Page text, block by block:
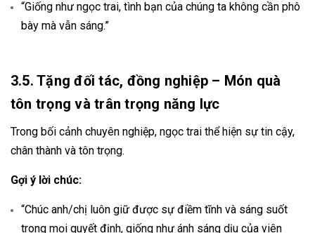
“Giống như ngọc trai, tình bạn của chúng ta không cần phô
bày mà vẫn sáng.”
3.5. Tặng đối tác, đồng nghiệp – Món quà
tôn trọng và trân trọng năng lực
Trong bối cảnh chuyên nghiệp, ngọc trai thể hiện sự tin cậy,
chân thành và tôn trọng.
Gợi ý lời chúc:
“Chúc anh/chị luôn giữ được sự điềm tĩnh và sáng suốt
trong mọi quyết định, giống như ánh sáng dịu của viên